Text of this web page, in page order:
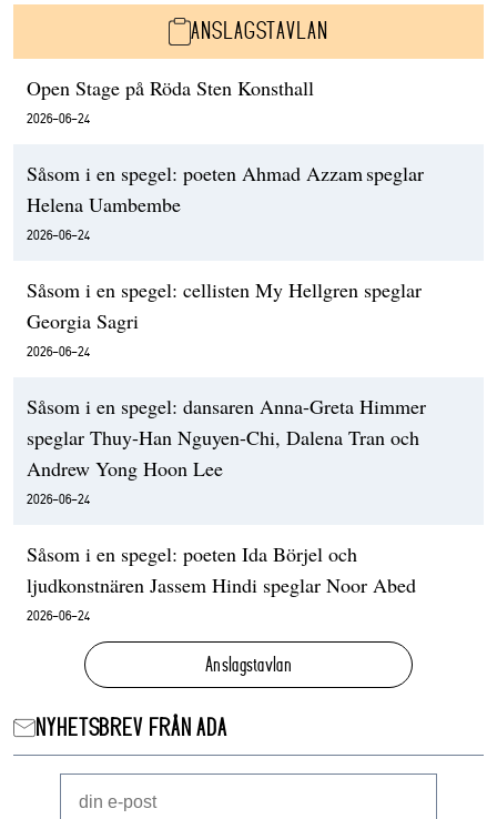
ANSLAGSTAVLAN
Open Stage på Röda Sten Konsthall
2026-06-24
Såsom i en spegel: poeten Ahmad Azzam speglar
Helena Uambembe
2026-06-24
Såsom i en spegel: cellisten My Hellgren speglar
Georgia Sagri
2026-06-24
Såsom i en spegel: dansaren Anna-Greta Himmer
speglar Thuy-Han Nguyen-Chi, Dalena Tran och
Andrew Yong Hoon Lee
2026-06-24
Såsom i en spegel: poeten Ida Börjel och
ljudkonstnären Jassem Hindi speglar Noor Abed
2026-06-24
Anslagstavlan
NYHETSBREV FRÅN ADA